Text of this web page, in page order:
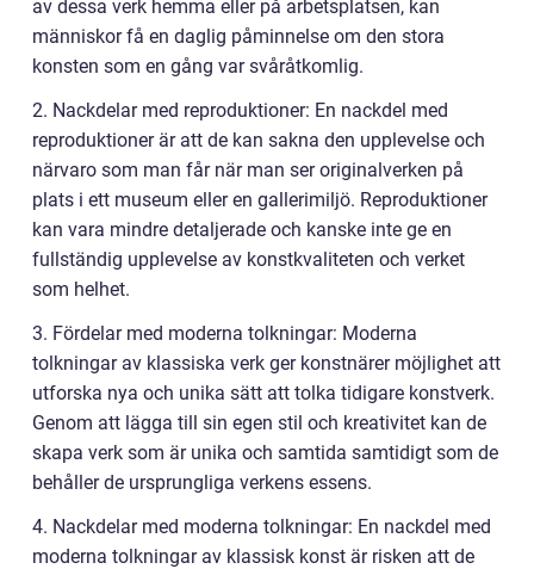
av dessa verk hemma eller på arbetsplatsen, kan
människor få en daglig påminnelse om den stora
konsten som en gång var svåråtkomlig.
2. Nackdelar med reproduktioner: En nackdel med
reproduktioner är att de kan sakna den upplevelse och
närvaro som man får när man ser originalverken på
plats i ett museum eller en gallerimiljö. Reproduktioner
kan vara mindre detaljerade och kanske inte ge en
fullständig upplevelse av konstkvaliteten och verket
som helhet.
3. Fördelar med moderna tolkningar: Moderna
tolkningar av klassiska verk ger konstnärer möjlighet att
utforska nya och unika sätt att tolka tidigare konstverk.
Genom att lägga till sin egen stil och kreativitet kan de
skapa verk som är unika och samtida samtidigt som de
behåller de ursprungliga verkens essens.
4. Nackdelar med moderna tolkningar: En nackdel med
moderna tolkningar av klassisk konst är risken att de